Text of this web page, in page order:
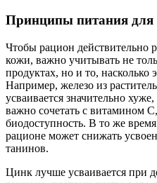
Принципы питания для
Чтобы рацион действительно
кожи, важно учитывать не
продуктах, но и то,
Например, железо из
усваивается значительно
важно сочетать с витамином
биодоступность. В то же
рационе может снижать
танинов.
Цинк лучше усваивается при